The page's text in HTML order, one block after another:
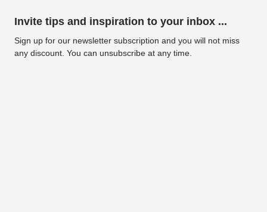
Invite tips and inspiration to your inbox ...
Sign up for our newsletter subscription and you will not miss
any discount. You can unsubscribe at any time.